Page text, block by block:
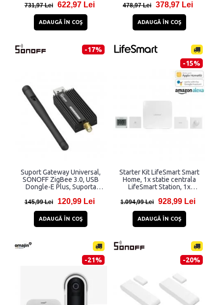
de incalzire, Control prin
731,97 Lei 622,97 Lei
ADAUGĂ ÎN COŞ
Aplicatie / Vocal, WiFi, Alb
478,97 Lei 378,97 Lei
ADAUGĂ ÎN COŞ
-17%
Suport Gateway Universal,
SONOFF ZigBee 3.0, USB
Dongle-E Plus, Suporta
simultan, Negru
145,99 Lei 120,99 Lei
ADAUGĂ ÎN COŞ
-15%
Starter Kit LifeSmart Smart
Home, 1x statie centrala
LifeSmart Station, 1x
senzor miscare, 1x senzor
Control aplicatie / vocal, Alb
1.094,99 Lei 928,99 Lei
ADAUGĂ ÎN COŞ
-21% -20%